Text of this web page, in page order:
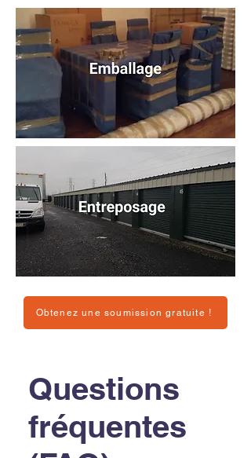
Obtenez une soumission gratuite !
Questions
fréquentes